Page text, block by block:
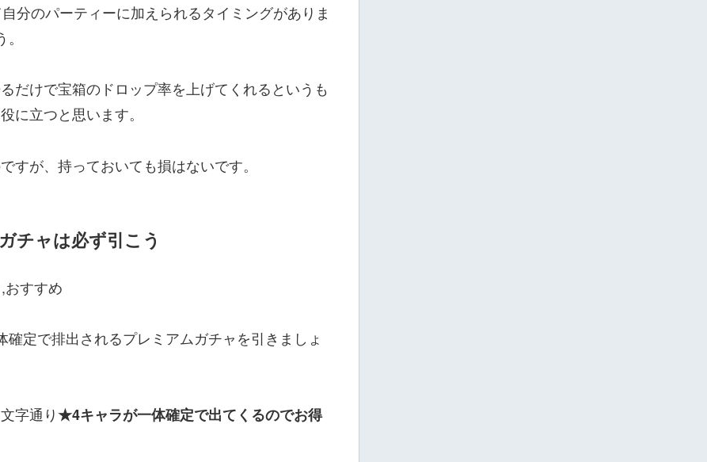
分のパーティーに加えられるタイミングがありま
だけで宝箱のドロップ率を上げてくれるというも
に立つと思います。
すが、持っておいても損はないです。
チャは必ず引こう
定で排出されるプレミアムガチャを引きましょ
字通り★4キャラが一体確定で出てくるのでお得